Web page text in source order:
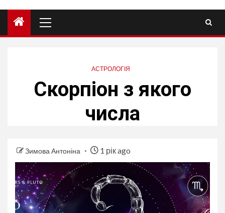
Menu
АСТРОЛОГІЯ
Скорпіон з якого
числа
Зимова Антоніна 1 рік ago